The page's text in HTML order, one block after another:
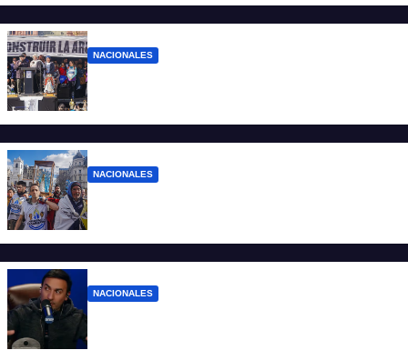
NACIONALES
NACIONALES
NACIONALES